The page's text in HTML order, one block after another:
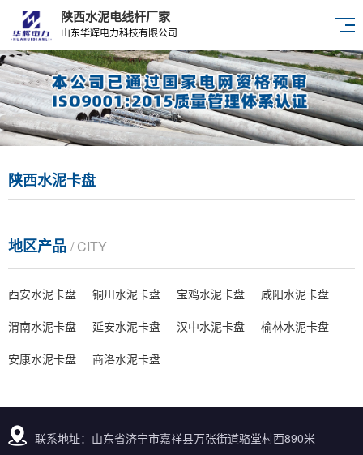
陕西水泥电线杆厂家
山东华辉电力科技有限公司
陕西水泥卡盘
地区产品 / CITY
西安水泥卡盘 铜川水泥卡盘 宝鸡水泥卡盘
咸阳水泥卡盘
渭南水泥卡盘
延安水泥卡盘 汉中水泥卡盘
榆林水泥卡盘
安康水泥卡盘
商洛水泥卡盘
联系地址：山东省济宁市嘉祥县万张街道骆堂村西890米